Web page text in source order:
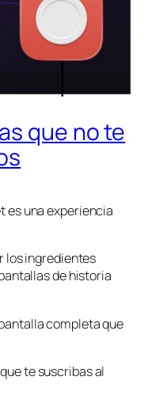
que no te
es una experiencia
los ingredientes
de historia
completa que
te suscribas al